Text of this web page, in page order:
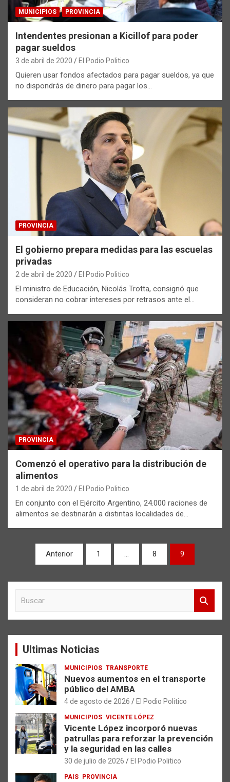
MUNICIPIOS PROVINCIA
Intendentes presionan a Kicillof para poder
pagar sueldos
3 de abril de 2020 El Podio Politico
Quieren usar fondos afectados para pagar sueldos, ya que
no dispondrás de dinero para pagar los…
PROVINCIA
El gobierno prepara medidas para las escuelas
privadas
2 de abril de 2020 El Podio Politico
El ministro de Educación, Nicolás Trotta, consignó que
consideran no cobrar intereses por retrasos ante el…
PROVINCIA
Comenzó el operativo para la distribución de
alimentos
1 de abril de 2020 El Podio Politico
En conjunto con el Ejército Argentino, 24.000 raciones de
alimentos se destinarán a distintas localidades de…
Paginación
entradas
Anterior 1 … 8 9
a
Ultimas Noticias
MUNICIPIOS TRANSPORTE
Nuevos aumentos en el transporte
público del AMBA
4 de agosto de 2026 El Podio Politico
MUNICIPIOS VICENTE LÓPEZ
Vicente López incorporó nuevas
patrullas para reforzar la prevención
y la seguridad en las calles
30 de julio de 2026 El Podio Politico
PAIS PROVINCIA